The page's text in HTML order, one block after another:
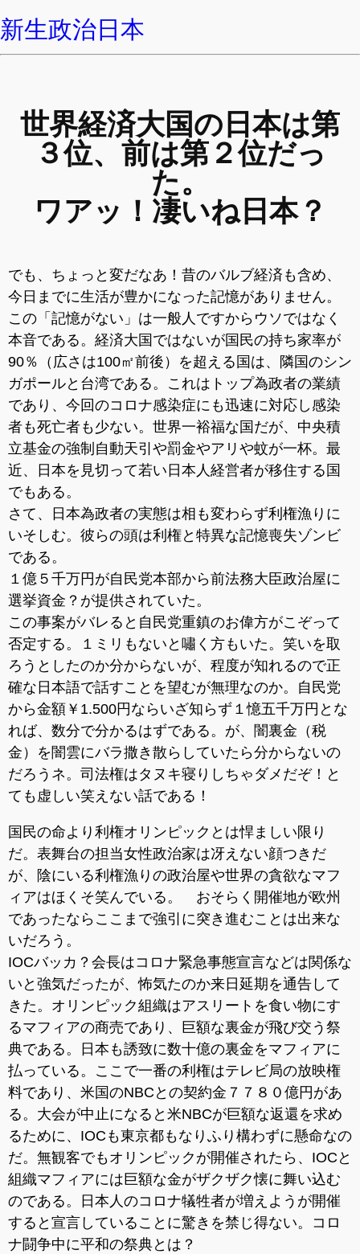
新生政治日本
世界経済大国の日本は第
３位、前は第２位だっ
た。
ワアッ！凄いね日本？
でも、ちょっと変だなあ！昔のバルブ経済も含め、
今日までに生活が豊かになった記憶がありません。
この「記憶がない」は一般人ですからウソではなく
本音である。経済大国ではないが国民の持ち家率が
90％（広さは100㎡前後）を超える国は、隣国のシン
ガポールと台湾である。これはトップ為政者の業績
であり、今回のコロナ感染症にも迅速に対応し感染
者も死亡者も少ない。世界一裕福な国だが、中央積
立基金の強制自動天引や罰金やアリや蚊が一杯。最
近、日本を見切って若い日本人経営者が移住する国
でもある。
さて、日本為政者の実態は相も変わらず利権漁りに
いそしむ。彼らの頭は利権と特異な記憶喪失ゾンビ
である。
１億５千万円が自民党本部から前法務大臣政治屋に
選挙資金？が提供されていた。
この事案がバレると自民党重鎮のお偉方がこぞって
否定する。１ミリもないと嘯く方もいた。笑いを取
ろうとしたのか分からないが、程度が知れるので正
確な日本語で話すことを望むが無理なのか。自民党
から金額￥1.500円ならいざ知らず１憶五千万円とな
れば、数分で分かるはずである。が、闇裏金（税
金）を闇雲にバラ撒き散らしていたら分からないの
だろうネ。司法権はタヌキ寝りしちゃダメだぞ！と
ても虚しい笑えない話である！
国民の命より利権オリンピックとは悍ましい限り
だ。表舞台の担当女性政治家は冴えない顔つきだ
が、陰にいる利権漁りの政治屋や世界の貪欲なマフ
ィアはほくそ笑んでいる。 おそらく開催地が欧州
であったならここまで強引に突き進むことは出来な
いだろう。
IOCバッカ？会長はコロナ緊急事態宣言などは関係な
いと強気だったが、怖気たのか来日延期を通告して
きた。オリンピック組織はアスリートを食い物にす
るマフィアの商売であり、巨額な裏金が飛び交う祭
典である。日本も誘致に数十億の裏金をマフィアに
払っている。ここで一番の利権はテレビ局の放映権
料であり、米国のNBCとの契約金７７８０億円があ
る。大会が中止になると米NBCが巨額な返還を求め
るために、IOCも東京都もなりふり構わずに懸命なの
だ。無観客でもオリンピックが開催されたら、IOCと
組織マフィアには巨額な金がザクザク懐に舞い込む
のである。日本人のコロナ犠牲者が増えようが開催
すると宣言していることに驚きを禁じ得ない。コロ
ナ闘争中に平和の祭典とは？